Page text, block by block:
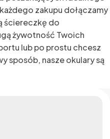
zakupu dołączamy
ściereczkę do
żywotność Twoich
lub po prostu chcesz
sposób, nasze okulary są